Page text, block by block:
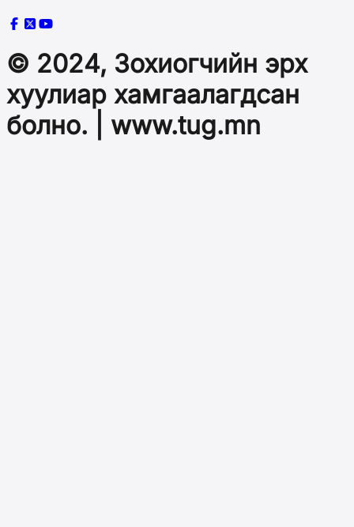
© 2024, Зохиогчийн эрх
хуулиар хамгаалагдсан
болно. | www.tug.mn